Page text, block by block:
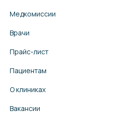
Медкомиссии
Врачи
Прайс-лист
Пациентам
О клиниках
Вакансии